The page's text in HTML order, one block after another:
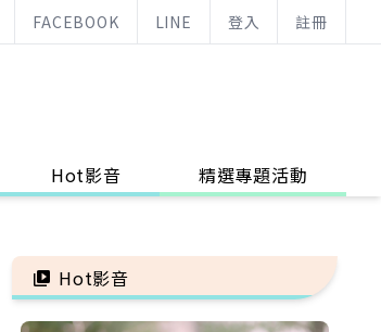
FACEBOOK LINE 登入 註冊
Hot影音 精選專題活動
Hot影音